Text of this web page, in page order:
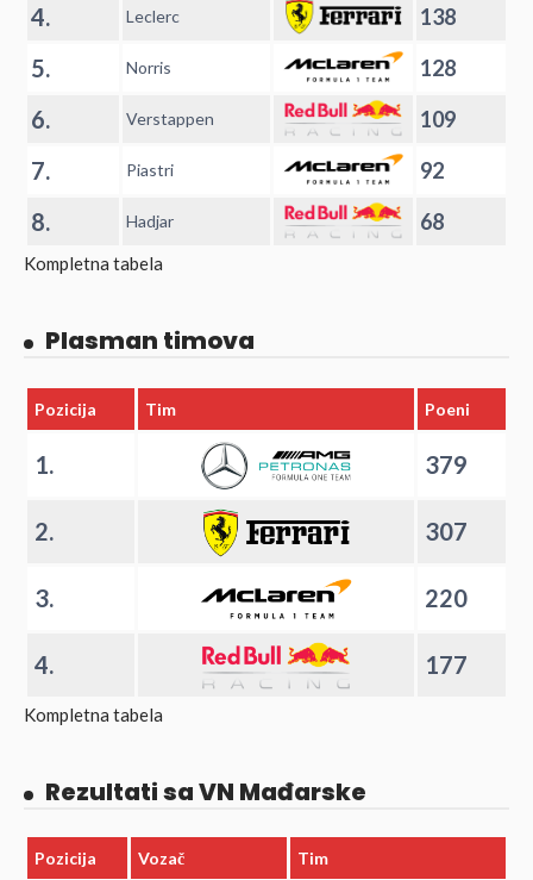
4. Leclerc 138
5. Norris 128
6. Verstappen 109
7. Piastri 92
8. Hadjar 68
Kompletna tabela
Plasman timova
Pozicija Tim Poeni
1. 379
2. 307
3. 220
4. 177
Kompletna tabela
Rezultati sa VN Mađarske
Pozicija Vozač Tim